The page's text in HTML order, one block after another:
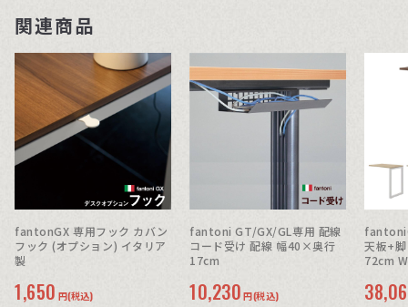
関連商品
fantonGX 専用フック カバン
フック (オプション) イタリア
製
1,650 円(税込)
fantoni GT/GX/GL専用 配線
コード受け 配線 幅40×奥行
17cm
10,230 円(税込)
天板+
72cm